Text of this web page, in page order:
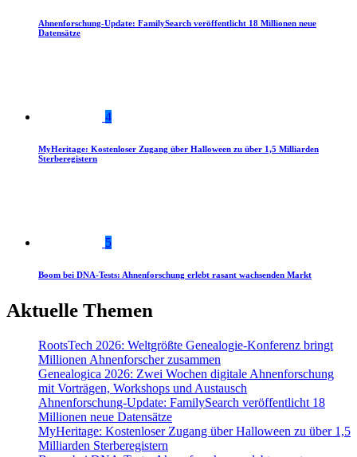
Ahnenforschung-Update: FamilySearch veröffentlicht 18 Millionen neue
Datensätze
4
MyHeritage: Kostenloser Zugang über Halloween zu über 1,5 Milliarden
Sterberegistern
5
Boom bei DNA-Tests: Ahnenforschung erlebt rasant wachsenden Markt
Aktuelle Themen
RootsTech 2026: Weltgrößte Genealogie-Konferenz bringt
Millionen Ahnenforscher zusammen
Genealogica 2026: Zwei Wochen digitale Ahnenforschung
mit Vorträgen, Workshops und Austausch
Ahnenforschung-Update: FamilySearch veröffentlicht 18
Millionen neue Datensätze
MyHeritage: Kostenloser Zugang über Halloween zu über 1,5
Milliarden Sterberegistern